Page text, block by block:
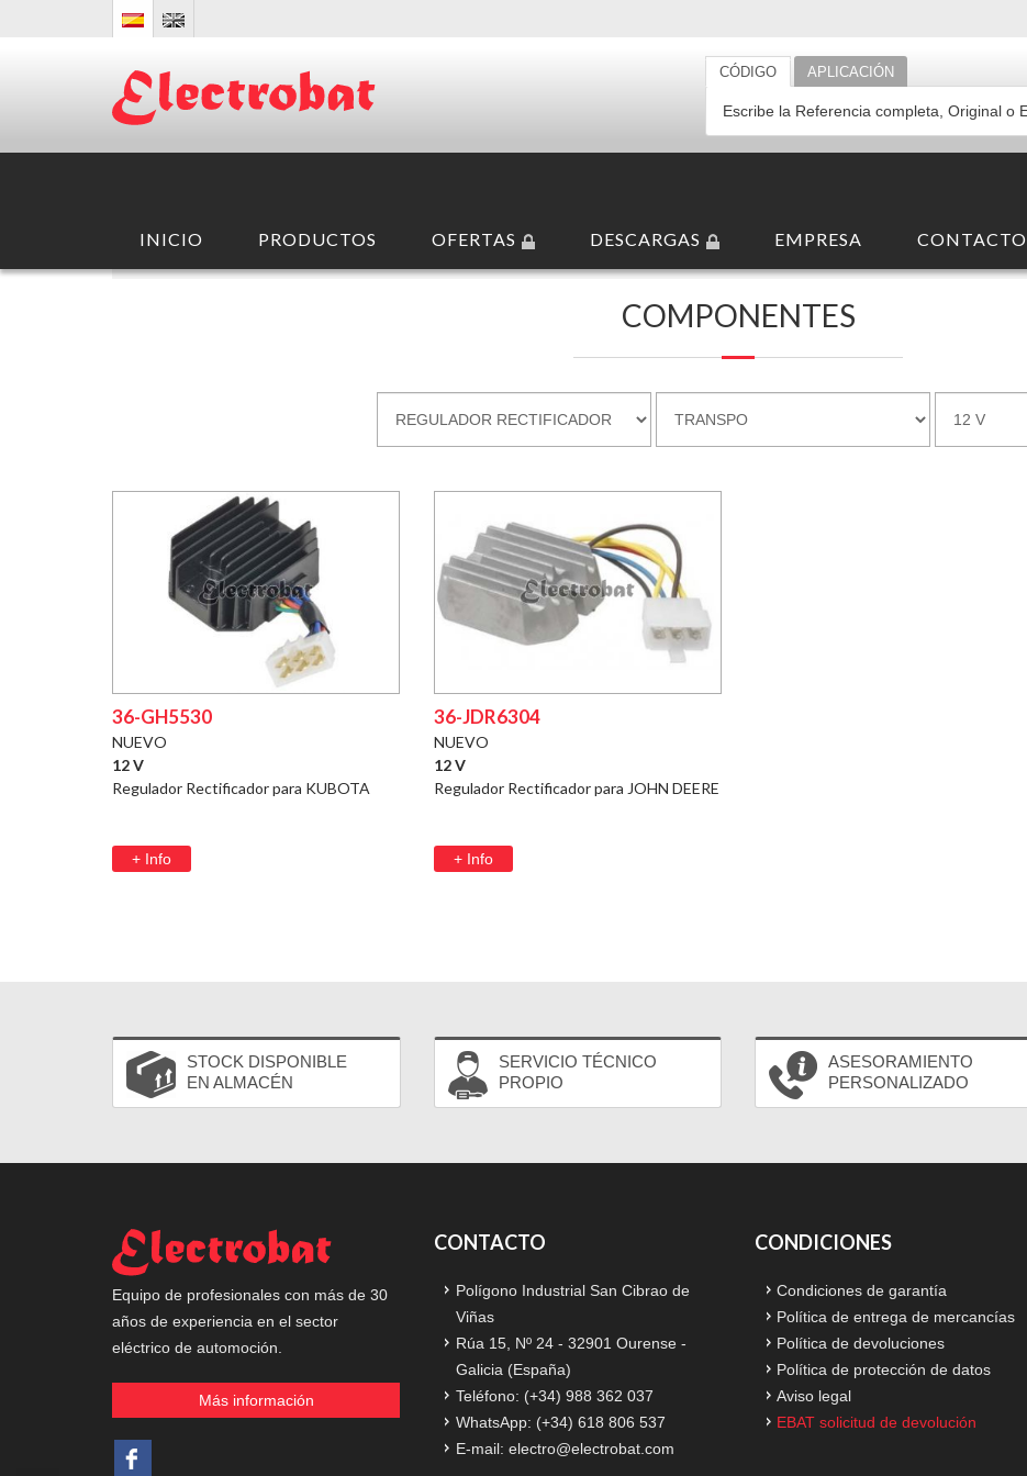
CÓDIGO APLICACIÓN
INICIO PRODUCTOS OFERTAS DESCARGAS EMPRESA CONTACTO
COMPONENTES
36-GH5530
NUEVO
12 V
Regulador Rectificador para KUBOTA
+ Info
36-JDR6304
NUEVO
12 V
Regulador Rectificador para JOHN DEERE
+ Info
STOCK DISPONIBLE
EN ALMACÉN
SERVICIO TÉCNICO
PROPIO
ASESORAMIENTO
PERSONALIZADO
Equipo de profesionales con más de 30
años de experiencia en el sector
eléctrico de automoción.
Más información
CONTACTO
Polígono Industrial San Cibrao de
Viñas
Rúa 15, Nº 24 - 32901 Ourense -
Galicia (España)
Teléfono: (+34) 988 362 037
WhatsApp: (+34) 618 806 537
E-mail: electro@electrobat.com
CONDICIONES
Condiciones de garantía
Política de entrega de mercancías
Política de devoluciones
Política de protección de datos
Aviso legal
EBAT solicitud de devolución